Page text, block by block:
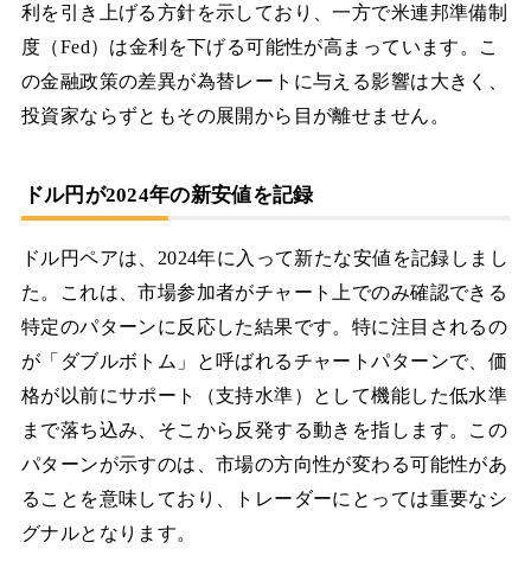
利を引き上げる方針を示しており、一方で米連邦準備制
度（Fed）は金利を下げる可能性が高まっています。こ
の金融政策の差異が為替レートに与える影響は大きく、
投資家ならずともその展開から目が離せません。
ドル円が2024年の新安値を記録
ドル円ペアは、2024年に入って新たな安値を記録しまし
た。これは、市場参加者がチャート上でのみ確認できる
特定のパターンに反応した結果です。特に注目されるの
が「ダブルボトム」と呼ばれるチャートパターンで、価
格が以前にサポート（支持水準）として機能した低水準
まで落ち込み、そこから反発する動きを指します。この
パターンが示すのは、市場の方向性が変わる可能性があ
ることを意味しており、トレーダーにとっては重要なシ
グナルとなります。